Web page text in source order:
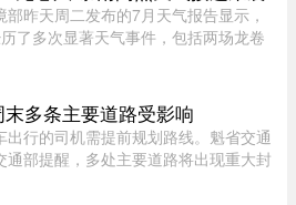
牛肉每公斤便宜 ...
部昨天周二发布的7月天气报告显示，
了多次显著天气事件，包括两场龙卷
地区的Ha ...
多条主要道路受影响
出行的司机需提前规划路线。魁省交通
通部提醒，多处主要道路将出现重大封